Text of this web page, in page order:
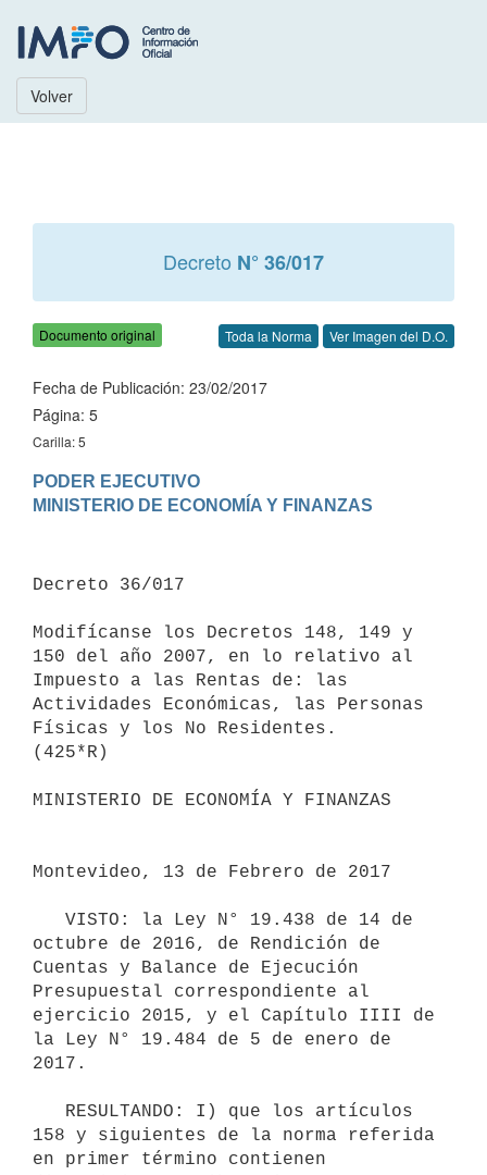
Volver
Decreto N° 36/017
Documento original Toda la Norma Ver Imagen del D.O.
Fecha de Publicación: 23/02/2017
Página: 5
Carilla: 5
PODER EJECUTIVO
Decreto 36/017
Modifícanse los Decretos 148, 149 y
150 del año 2007, en lo relativo al
Impuesto a las Rentas de: las
Actividades Económicas, las Personas
Físicas y los No Residentes.
(425*R)
MINISTERIO DE ECONOMÍA Y FINANZAS
Montevideo, 13 de Febrero de 2017
octubre de 2016, de Rendición de
Cuentas y Balance de Ejecución
Presupuestal correspondiente al
ejercicio 2015, y el Capítulo IIII de
la Ley N° 19.484 de 5 de enero de
2017.
158 y siguientes de la norma referida
en primer término contienen